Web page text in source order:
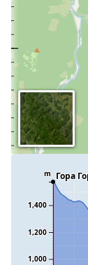
1,000
1,200
1,400
m Гора